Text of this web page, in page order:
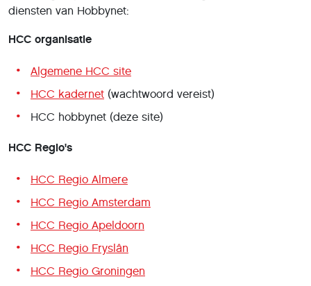
diensten van Hobbynet:
HCC organisatie
Algemene HCC site
HCC kadernet (wachtwoord vereist)
HCC hobbynet (deze site)
HCC Regio's
HCC Regio Almere
HCC Regio Amsterdam
HCC Regio Apeldoorn
HCC Regio Fryslân
HCC Regio Groningen